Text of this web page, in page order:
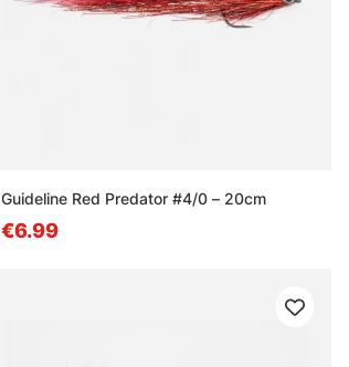
Guideline Red Predator #4/0 – 20cm
€6.99